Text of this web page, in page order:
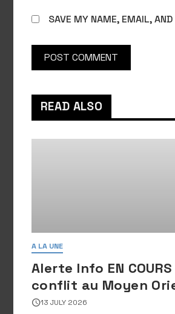
SAVE MY NAME, EMAIL,
READ ALSO
A LA UNE
Alerte Info EN COURS
conflit au Moyen
: Des images satellites
13 JULY 2026